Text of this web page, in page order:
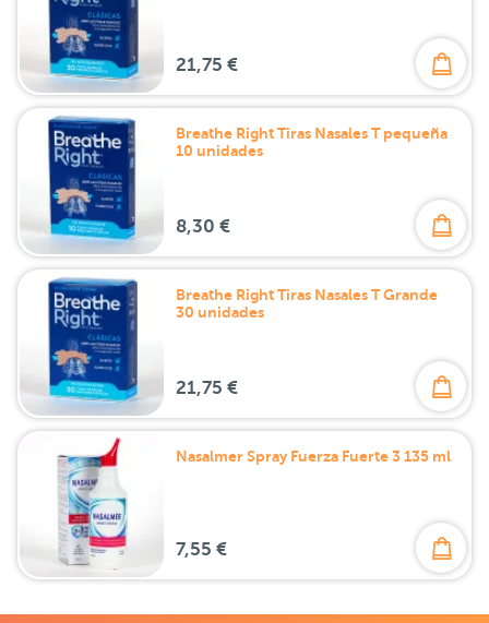
21,75 €
Breathe Right Tiras Nasales T pequeña
10 unidades
8,30 €
Breathe Right Tiras Nasales T Grande
30 unidades
21,75 €
Nasalmer Spray Fuerza Fuerte 3 135 ml
7,55 €